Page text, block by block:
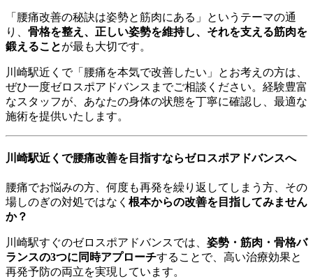
「腰痛改善の秘訣は姿勢と筋肉にある」というテーマの通
り、 骨格を整え、正しい姿勢を維持し、それを支える筋肉を
鍛えることが最も大切です。
川崎駅近くで「腰痛を本気で改善したい」とお考えの方は、
ぜひ一度ゼロスポアドバンスまでご相談ください。経験豊富
なスタッフが、あなたの身体の状態を丁寧に確認し、最適な
施術を提供いたします。
川崎駅近くで腰痛改善を目指すならゼロスポアドバンスへ
腰痛でお悩みの方、何度も再発を繰り返してしまう方、その
場しのぎの対処ではなく 根本からの改善を目指してみません
か？
川崎駅すぐのゼロスポアドバンスでは、 姿勢・筋肉・骨格バ
ランスの3つに同時アプローチすることで、高い治療効果と
再発予防の両立を実現しています。